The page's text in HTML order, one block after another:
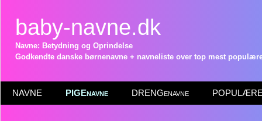
baby-navne.dk
Navne: Betydning og Oprindelse
Godkendte danske børnenavne + navneliste over top mest
NAVNE PIGEnavne DRENGenavne POPULÆRE